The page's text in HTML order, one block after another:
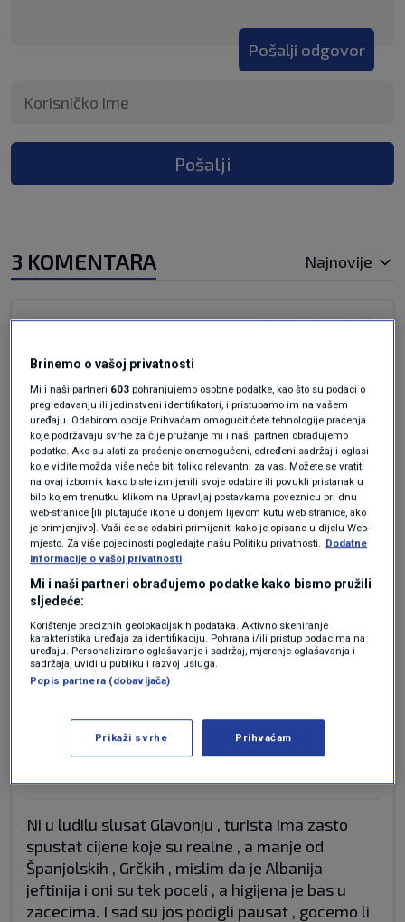
Pošalji odgovor
Pošalji
3 KOMENTARA Najnovije
prije 2 mjeseci
Joe Pape
Kako kaze Iva, ona iz Kerekesha, nek turisti
posalju pare, a ne trebaju ni dolazit! Da ona
svom Djivu mora kupit LuiVitani bursu i otic, bar
2 mjeseca u Mojtecaro, da se odmori od
turista....
Odgovor
prije 3 mjeseci
CarallaPaesana
Naravno,neka probaju protiv zakonskih
direktiva,pa da vidimo.
Ni u ludilu slusat Glavonju , turista ima zasto
spustat cijene koje su realne , a manje od
Španjolskih , Grčkih , mislim da je Albanija
jeftinija i oni su tek poceli , a higijena je bas u
zacecima. I sad su jos podigli pausat , gocemo li
Brinemo o vašoj privatnosti
Mi i naši partneri 603 pohranjujemo osobne podatke, kao što su podaci o
pregledavanju ili jedinstveni identifikatori, i pristupamo im na vašem
uređaju. Odabirom opcije Prihvaćam omogućit ćete tehnologije praćenja
koje podržavaju svrhe za čije pružanje mi i naši partneri obrađujemo
podatke. Ako su alati za praćenje onemogućeni, određeni sadržaj i oglasi
koje vidite možda više neće biti toliko relevantni za vas. Možete se vratiti
na ovaj izbornik kako biste izmijenili svoje odabire ili povukli pristanak u
bilo kojem trenutku klikom na Upravljaj postavkama poveznicu pri dnu
web-stranice [ili plutajuće ikone u donjem lijevom kutu web stranice, ako
je primjenjivo]. Vaši će se odabiri primijeniti kako je opisano u dijelu Web-
mjesto. Za više pojedinosti pogledajte našu Politiku privatnosti. Dodatne
informacije o vašoj privatnosti
Mi i naši partneri obrađujemo podatke kako bismo pružili
sljedeće:
Korištenje preciznih geolokacijskih podataka. Aktivno skeniranje
karakteristika uređaja za identifikaciju. Pohrana i/ili pristup podacima na
uređaju. Personalizirano oglašavanje i sadržaj, mjerenje oglašavanja i
sadržaja, uvidi u publiku i razvoj usluga.
Popis partnera (dobavljača)
Prikaži svrhe Prihvaćam